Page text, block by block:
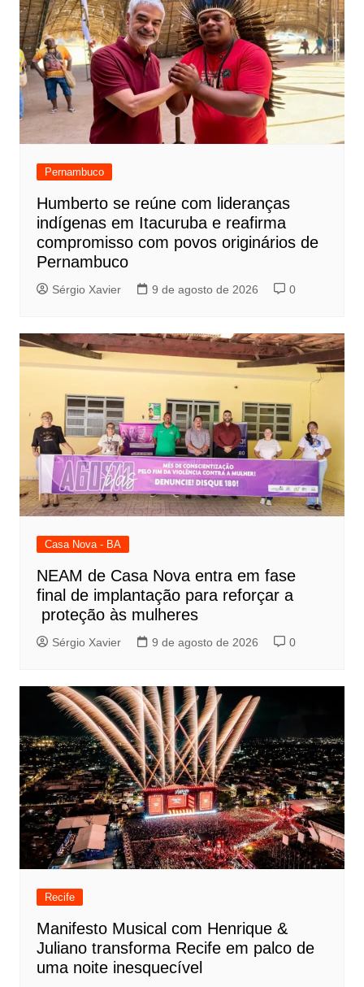
Pernambuco
Humberto se reúne com lideranças
indígenas em Itacuruba e reafirma
compromisso com povos originários de
Pernambuco
Sérgio Xavier 9 de agosto de 2026 0
Casa Nova - BA
NEAM de Casa Nova entra em fase
final de implantação para reforçar a
proteção às mulheres
Sérgio Xavier 9 de agosto de 2026 0
Recife
Manifesto Musical com Henrique &
Juliano transforma Recife em palco de
uma noite inesquecível